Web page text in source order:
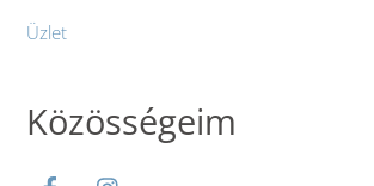
Üzlet
Közösségeim